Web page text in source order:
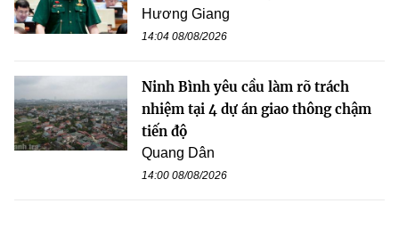
Hương Giang
14:04 08/08/2026
Ninh Bình yêu cầu làm rõ trách
nhiệm tại 4 dự án giao thông chậm
tiến độ
Quang Dân
14:00 08/08/2026